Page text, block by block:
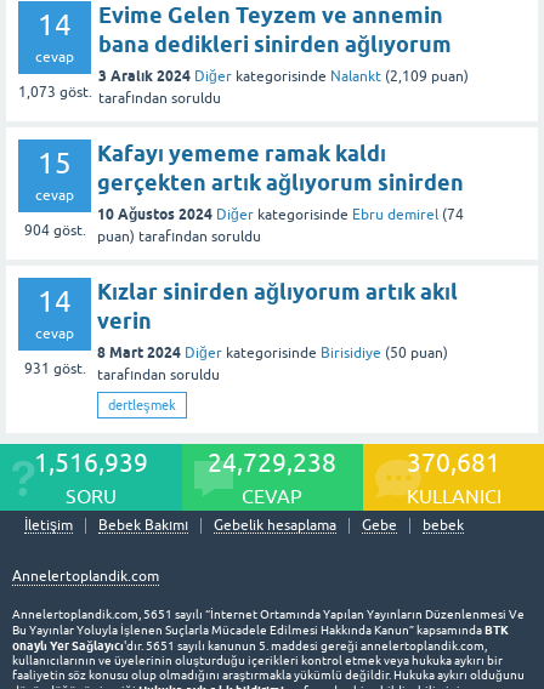
14
cevap
1,073 göst.
Evime Gelen Teyzem ve annemin
bana dedikleri sinirden ağlıyorum
3 Aralık 2024 Diğer kategorisinde Nalankt (2,109 puan)
tarafından soruldu
15
cevap
904göst.
Kafayı yememe ramak kaldı
gerçekten artık ağlıyorum sinirden
10 Ağustos 2024 Diğer kategorisinde Ebru demirel (74
puan) tarafından soruldu
14
cevap
931 göst.
Kızlar sinirden ağlıyorum artık akıl
verin
8 Mart 2024 Diğer kategorisinde Birisidiye (50 puan)
tarafından soruldu
dertleşmek
1,516,939
SORU
24,729,238
CEVAP
370,681
KULLANICI
İletişim Bebek Bakımı Gebelik hesaplama Gebe bebek
Annelertoplandik.com
Annelertoplandik.com, 5651 sayılı “İnternet Ortamında Yapılan Yayınların Düzenlenmesi Ve
Bu Yayınlar Yoluyla İşlenen Suçlarla Mücadele Edilmesi Hakkında Kanun” kapsamındaBTK
onaylı Yer Sağlayıcı'dır. 5651 sayılı kanunun 5. maddesi gereği annelertoplandik.com,
kullanıcılarının ve üyelerinin oluşturduğu içerikleri kontrol etmek veya hukuka aykırı bir
faaliyetin söz konusu olup olmadığını araştırmakla yükümlü değildir. Hukuka aykırı olduğunu